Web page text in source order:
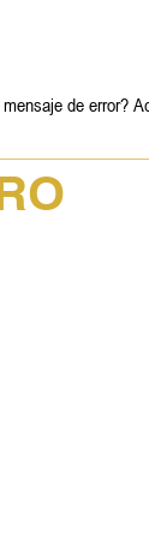
de error?